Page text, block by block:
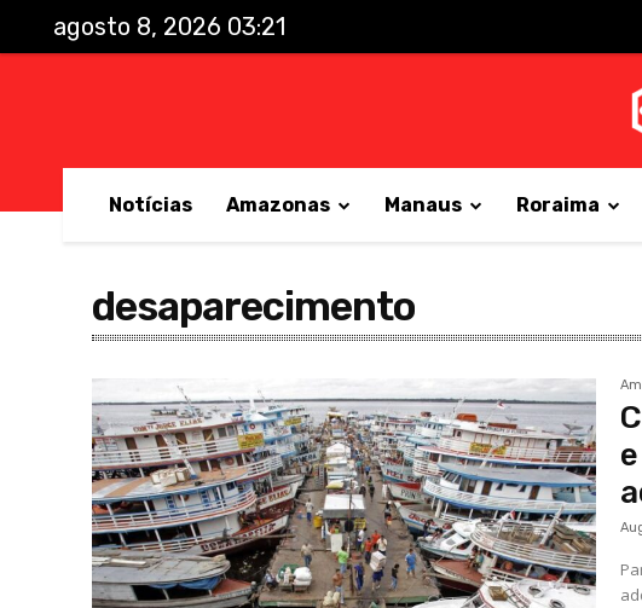
agosto 8, 2026 03:21
Notícias Amazonas Manaus Roraima
desaparecimento